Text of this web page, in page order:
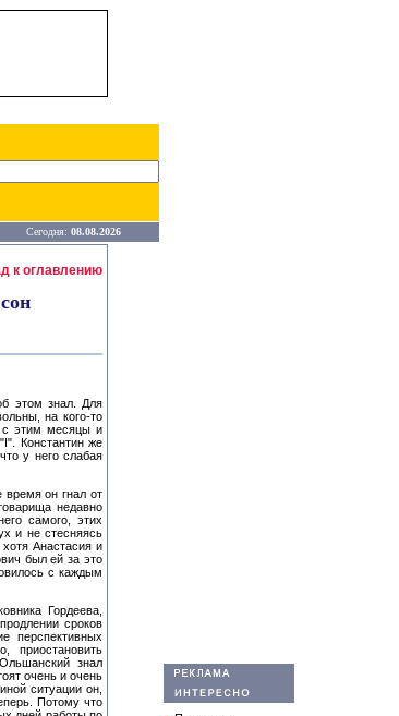
Сегодня: 08.08.2026
к оглавлению
этом знал. Для
на кого-то
с этим месяцы и
Константин же
у него слабая
он гнал от
недавно
самого, этих
и не стесняясь
Анастасия и
был ей за это
с каждым
Гордеева,
сроков
перспективных
приостановить
знал
очень и очень
ситуации он,
Потому что